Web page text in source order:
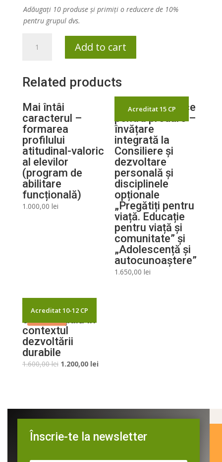
Adăugați 10 produse și primiți o reducere de 10%
pentru grupul dvs.
digitale.
și
pentru
predare
-
învățare
-
evaluare
(DigitaLLE)
quantity
Add to cart
Related products
Mai întâi
caracterul –
formarea
profilului
atitudinal-valoric
al elevilor
(program de
abilitare
funcțională)
1.000,00 lei
Acreditat 15 CP
Aplicații practice
pentru predare –
învățare
integrată la
Consiliere și
dezvoltare
personală și
disciplinele
opționale
„Pregătiți pentru
viață. Educație
pentru viață și
comunitate” și
„Adolescență și
autocunoaștere”
1.650,00lei
Sale!
Acreditat 10-12 CP
Învățarea
experiențială în
contextul
dezvoltării
durabile
1.600,00lei Original
1.200,00 leiCurrent
Înscrie-te la newsletter